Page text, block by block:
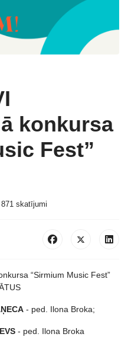
konkursa
Fest”
871 skatījumi
“Sirmium Music Fest”
- ped. Ilona Broka;
- ped. Ilona Broka